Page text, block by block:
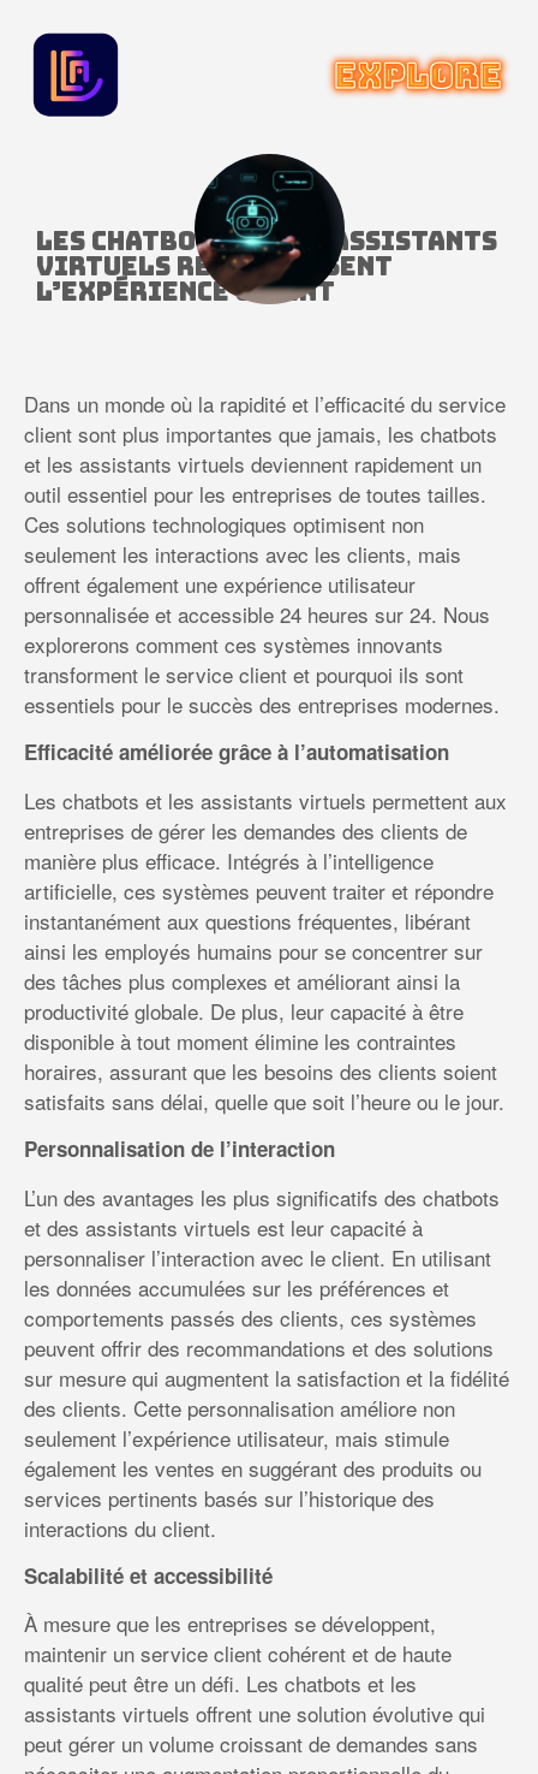
Les chatbots et les assistants
virtuels redéfinissent
l’expérience client
Dans un monde où la rapidité et l’efficacité du service
client sont plus importantes que jamais, les chatbots
et les assistants virtuels deviennent rapidement un
outil essentiel pour les entreprises de toutes tailles.
Ces solutions technologiques optimisent non
seulement les interactions avec les clients, mais
offrent également une expérience utilisateur
personnalisée et accessible 24 heures sur 24. Nous
explorerons comment ces systèmes innovants
transforment le service client et pourquoi ils sont
essentiels pour le succès des entreprises modernes.
Efficacité améliorée grâce à l’automatisation
Les chatbots et les assistants virtuels permettent aux
entreprises de gérer les demandes des clients de
manière plus efficace. Intégrés à l’intelligence
artificielle, ces systèmes peuvent traiter et répondre
instantanément aux questions fréquentes, libérant
ainsi les employés humains pour se concentrer sur
des tâches plus complexes et améliorant ainsi la
productivité globale. De plus, leur capacité à être
disponible à tout moment élimine les contraintes
horaires, assurant que les besoins des clients soient
satisfaits sans délai, quelle que soit l’heure ou le jour.
Personnalisation de l’interaction
L’un des avantages les plus significatifs des chatbots
et des assistants virtuels est leur capacité à
personnaliser l’interaction avec le client. En utilisant
les données accumulées sur les préférences et
comportements passés des clients, ces systèmes
peuvent offrir des recommandations et des solutions
sur mesure qui augmentent la satisfaction et la fidélité
des clients. Cette personnalisation améliore non
seulement l’expérience utilisateur, mais stimule
également les ventes en suggérant des produits ou
services pertinents basés sur l’historique des
interactions du client.
Scalabilité et accessibilité
À mesure que les entreprises se développent,
maintenir un service client cohérent et de haute
qualité peut être un défi. Les chatbots et les
assistants virtuels offrent une solution évolutive qui
peut gérer un volume croissant de demandes sans